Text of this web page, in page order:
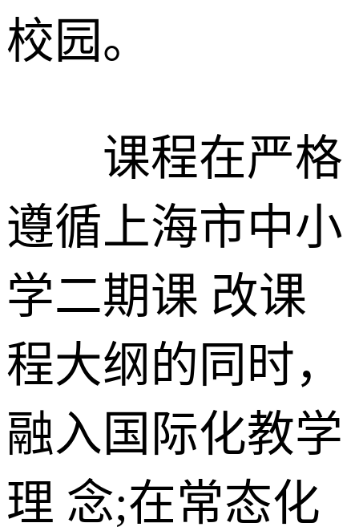
校园。
课程在严格
遵循上海市中小
学二期课 改课
程大纲的同时，
融入国际化教学
理 念;在常态化